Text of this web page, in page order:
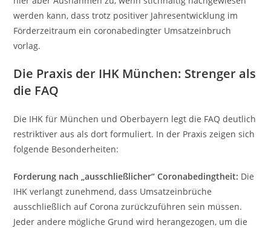
werden kann, dass trotz positiver Jahresentwicklung im
Förderzeitraum ein coronabedingter Umsatzeinbruch
vorlag.
Die Praxis der IHK München: Strenger als
die FAQ
Die IHK für München und Oberbayern legt die FAQ deutlich
restriktiver aus als dort formuliert. In der Praxis zeigen sich
folgende Besonderheiten:
Forderung nach „ausschließlicher“ Coronabedingtheit: Die
IHK verlangt zunehmend, dass Umsatzeinbrüche
ausschließlich auf Corona zurückzuführen sein müssen.
Jeder andere mögliche Grund wird herangezogen, um die